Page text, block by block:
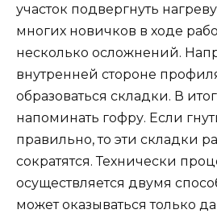
участок подвергнуть
многих новичков в ходе
несколько осложнений.
внутренней стороне
образоваться складки. В
напоминать гофру. Если
правильно, то эти складки
сократятся. Технически
осуществляется двумя
может оказываться только